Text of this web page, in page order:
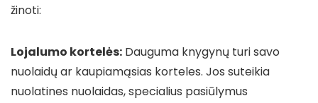
žinoti:
Lojalumo kortelės: Dauguma knygynų turi savo
nuolaidų ar kaupiamąsias korteles. Jos suteikia
nuolatines nuolaidas, specialius pasiūlymus